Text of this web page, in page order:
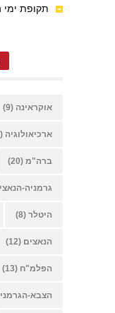
תקופת ימי
אוקראינה (9)
ארכיאולוגיה (19)
ברה"מ (20)
גרמניה-
היטלר (8)
הנאצים (12)
הפלמ"ח (13)
הצבא-הגרמני